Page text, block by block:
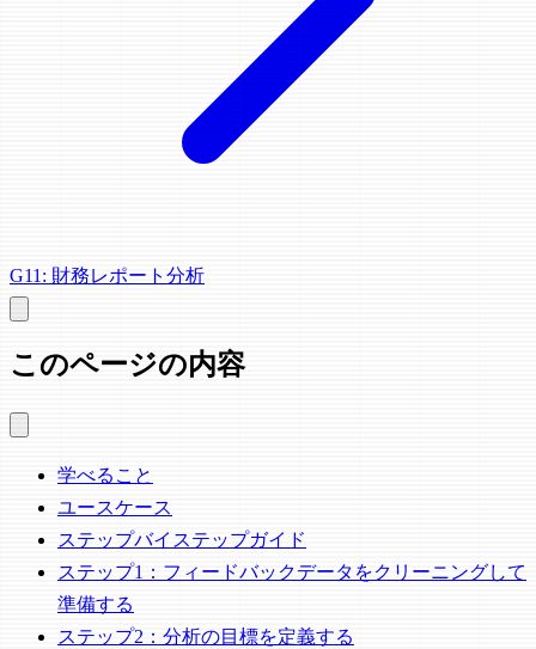
G11: 財務レポート分析
このページの内容
学べること
ユースケース
ステップバイステップガイド
ステップ1：フィードバックデータをクリーニングして
準備する
ステップ2：分析の目標を定義する